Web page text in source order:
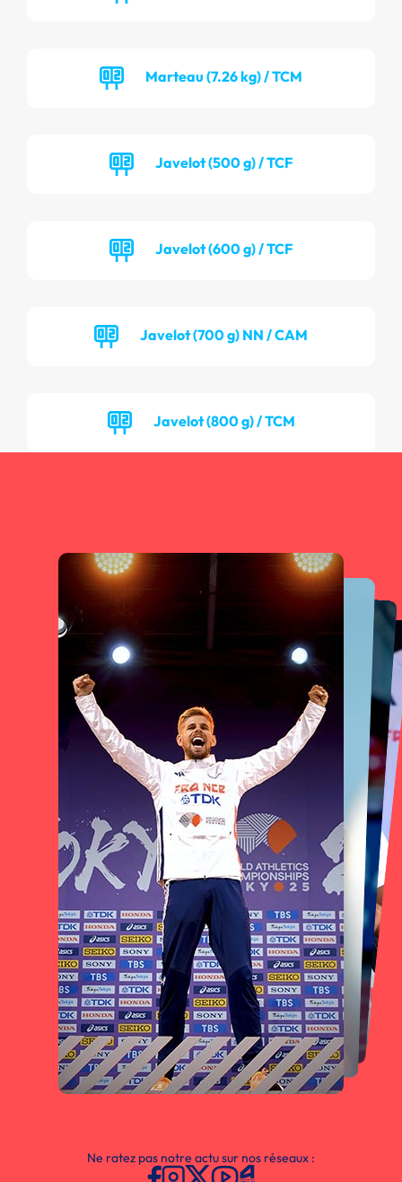
Marteau (7.26 kg) / TCM
Javelot (500 g) / TCF
Javelot (600 g) / TCF
Javelot (700 g) NN / CAM
Javelot (800 g) / TCM
Ne ratez pas notre actu sur nos réseaux :